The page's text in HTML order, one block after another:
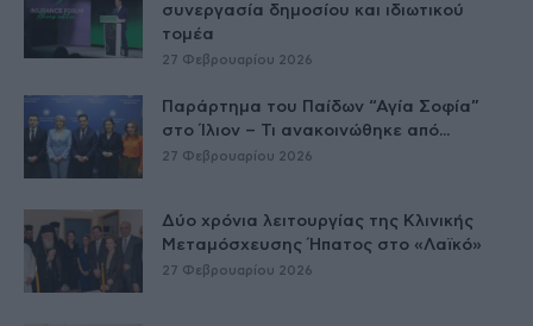
συνεργασία δημοσίου και ιδιωτικού
τομέα
27 Φεβρουαρίου 2026
Παράρτημα του Παίδων “Αγία Σοφία”
στο Ίλιον – Τι ανακοινώθηκε από...
27 Φεβρουαρίου 2026
Δύο χρόνια λειτουργίας της Κλινικής
Μεταμόσχευσης Ήπατος στο «Λαϊκό»
27 Φεβρουαρίου 2026